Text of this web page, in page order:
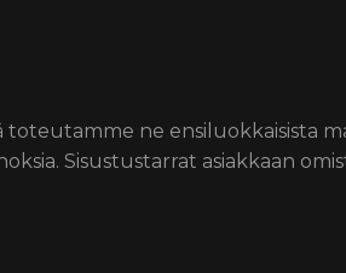
ne ensiluokkaisista
Sisustustarrat asiakkaan